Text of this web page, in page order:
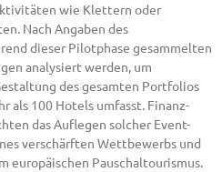
wie Klettern oder
Nach Angaben des
dieser Pilotphase gesammelten
analysiert werden, um
des gesamten Portfolios
als 100 Hotels umfasst. Finanz-
das Auflegen solcher Event-
verschärften Wettbewerbs und
europäischen Pauschaltourismus.